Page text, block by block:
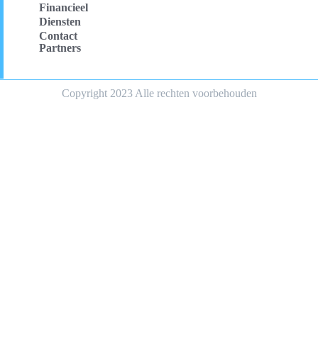
Financieel
Diensten
Contact
Partners
Copyright 2023 Alle rechten voorbehouden